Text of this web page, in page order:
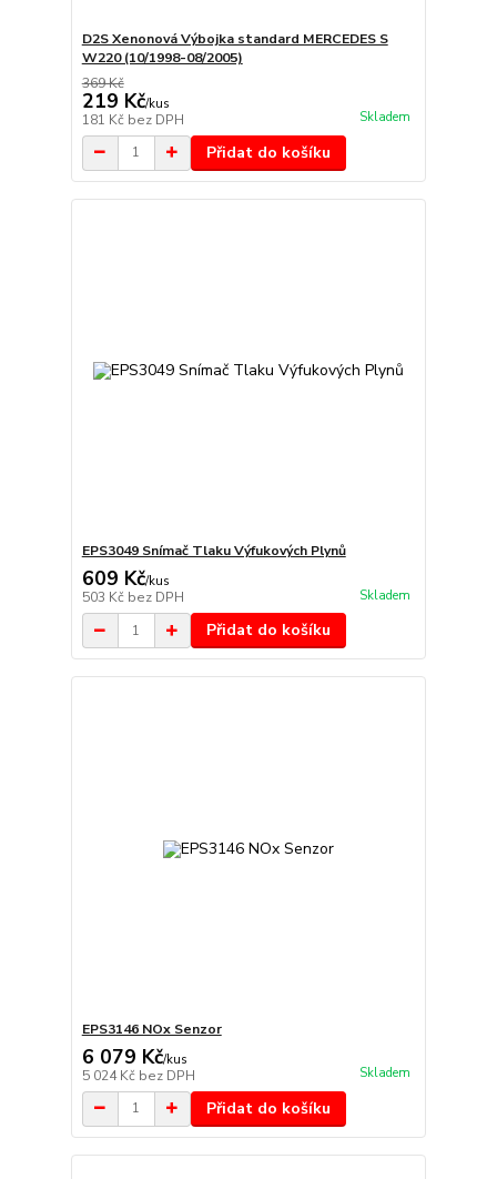
D2S Xenonová Výbojka standard MERCEDES S
W220 (10/1998-08/2005)
369 Kč
219 Kč/kus
181 Kč bez DPH Skladem
Přidat do košíku
EPS3049 Snímač Tlaku Výfukových Plynů
609 Kč/kus
503 Kč bez DPH Skladem
Přidat do košíku
EPS3146 NOx Senzor
6 079 Kč/kus
5 024 Kč bez DPH Skladem
Přidat do košíku